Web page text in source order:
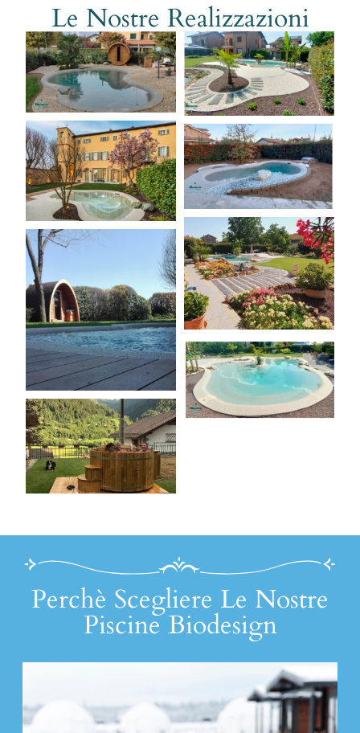
Le Nostre Realizzazioni
Perchè Scegliere Le Nostre
Piscine Biodesign